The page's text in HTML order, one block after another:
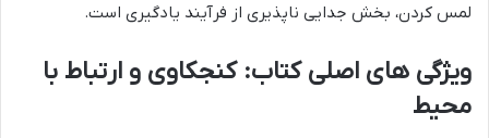
لمس کردن، بخش جدایی ناپذیری از فرآیند یادگیری است.
ویژگی های اصلی کتاب: کنجکاوی و ارتباط با
محیط